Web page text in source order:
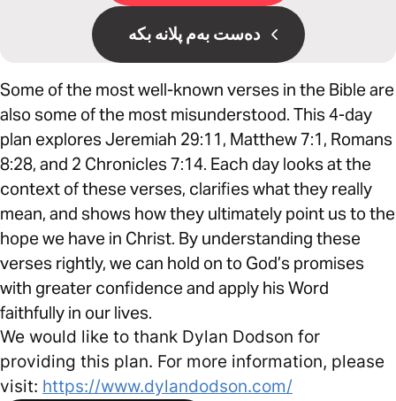
دەست بەم پلانە بکە
Some of the most well-known verses in the Bible are
also some of the most misunderstood. This 4-day
plan explores Jeremiah 29:11, Matthew 7:1, Romans
8:28, and 2 Chronicles 7:14. Each day looks at the
context of these verses, clarifies what they really
mean, and shows how they ultimately point us to the
hope we have in Christ. By understanding these
verses rightly, we can hold on to God’s promises
with greater confidence and apply his Word
faithfully in our lives.
We would like to thank Dylan Dodson for
providing this plan. For more information, please
visit: https://www.dylandodson.com/